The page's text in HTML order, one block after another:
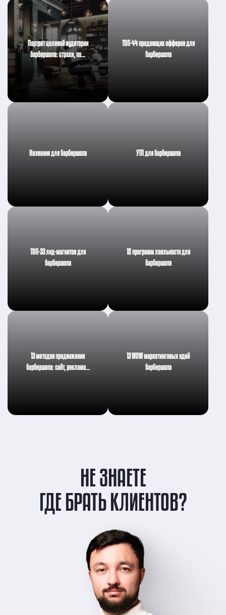
Портрет целевой аудитории
барбершопа: страхи, по…
ТОП-44 продающих офферов для
барбершопа
Названия для барбершопа УТП для барбершопа
ТОП-33 лид-магнитов для
барбершопа
15 программ лояльности для
барбершопа
13 методов продвижения
барбершопа: сайт, реклама…
13 WOW маркетинговых идей
барбершопа
ГДЕ БРАТЬ КЛИЕНТОВ?
НЕ ЗНАЕТЕ